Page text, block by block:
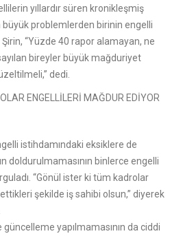
yıllardır süren kronikleşmiş
büyük problemlerden birinin engelli
“Yüzde 40 rapor alamayan, ne
bireyler büyük mağduriyet
dedi.
ENGELLİLERİ MAĞDUR EDİYOR
istihdamındaki eksiklere de
doldurulmamasının binlerce engelli
“Gönül ister ki tüm kadrolar
şekilde iş sahibi olsun,” diyerek
yapılmamasının da ciddi